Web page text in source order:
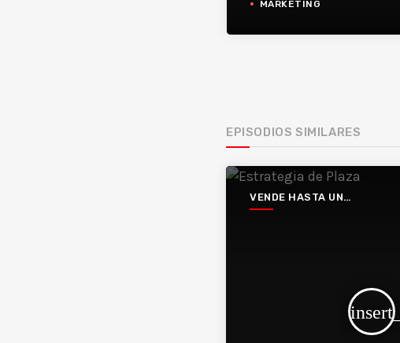
MARKETING
EPISODIOS SIMILARES
VENDE HASTA UN
HUECO